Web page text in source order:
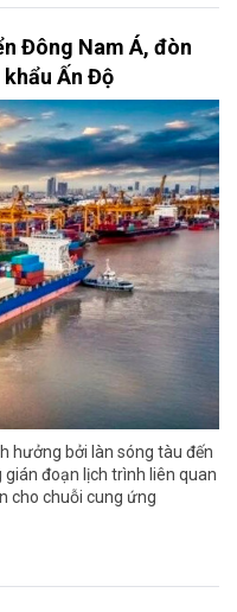
Đông Nam Á, đòn
Ấn Độ
hưởng bởi làn sóng tàu đến
đoạn lịch trình liên quan
cho chuỗi cung ứng